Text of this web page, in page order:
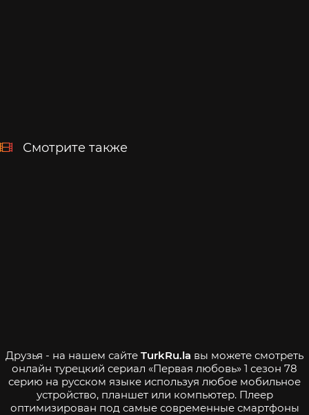
Смотрите также
Друзья - на нашем сайте TurkRu.la вы можете смотреть
онлайн турецкий сериал «Первая любовь» 1 сезон 78
серию на русском языке используя любое мобильное
устройство, планшет или компьютер. Плеер
оптимизирован под самые современные смартфоны